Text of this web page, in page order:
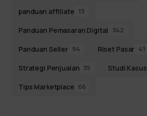
panduan affiliate 13
Panduan Pemasaran Digital 342
Panduan Seller 94 Riset Pasar 41
Strategi Penjualan 35 Studi Kasus
Tips Marketplace 66